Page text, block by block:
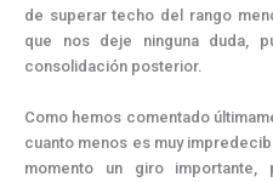
de superar techo del rango
que nos deje ninguna duda,
consolidación posterior.
Como hemos comentado
cuanto menos es muy
momento un giro